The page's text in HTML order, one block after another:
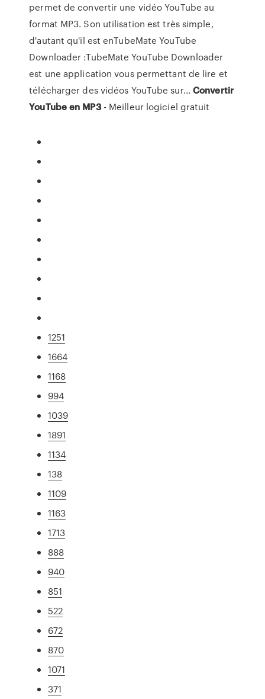
permet de convertir une vidéo YouTube au
format MP3. Son utilisation est très simple,
d'autant qu'il est enTubeMate YouTube
Downloader :TubeMate YouTube Downloader
est une application vous permettant de lire et
télécharger des vidéos YouTube sur...Convertir
YouTubeen MP3- Meilleur logiciel gratuit
1251
1664
1168
994
1039
1891
1134
138
1109
1163
1713
888
940
851
522
672
870
1071
371